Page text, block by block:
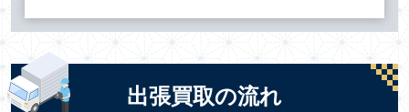
出張買取の流れ